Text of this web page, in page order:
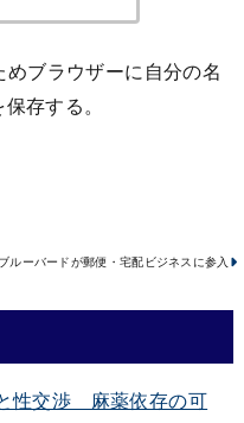
ブラウザーに自分の名
存する。
ブルーバードが郵便・宅配ビジネスに参入
性交渉 麻薬依存の可